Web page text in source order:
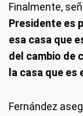
Finalmente,
Presidente es
esa casa que
del cambio de
la casa que es
Fernández